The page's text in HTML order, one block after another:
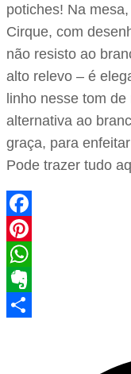
potiches! Na
Cirque, com
não resisto ao
alto relevo – é
linho nesse tom
alternativa ao
graça, para
Pode trazer tudo
Facebook
Pinterest
WhatsApp
Evernote